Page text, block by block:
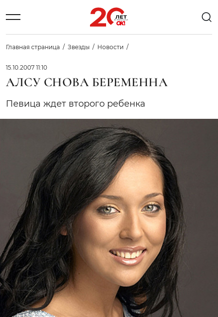
Главная страница Звезды Новости
15.10.2007 11:10
АЛСУ СНОВА БЕРЕМЕННА
Певица ждет второго ребенка